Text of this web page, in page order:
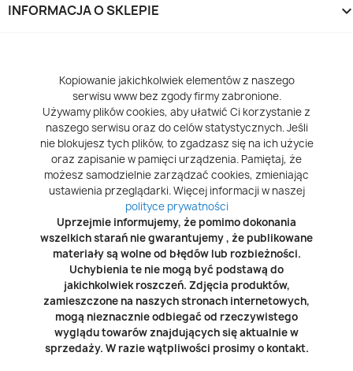
INFORMACJA O SKLEPIE
Kopiowanie jakichkolwiek elementów z naszego
serwisu www bez zgody firmy zabronione.
Używamy plików cookies, aby ułatwić Ci korzystanie z
naszego serwisu oraz do celów statystycznych. Jeśli
nie blokujesz tych plików, to zgadzasz się na ich użycie
oraz zapisanie w pamięci urządzenia. Pamiętaj, że
możesz samodzielnie zarządzać cookies, zmieniając
ustawienia przeglądarki. Więcej informacji w naszej
polityce prywatności
Uprzejmie informujemy, że pomimo dokonania
wszelkich starań nie gwarantujemy , że publikowane
materiały są wolne od błędów lub rozbieżności.
Uchybienia te nie mogą być podstawą do
jakichkolwiek roszczeń. Zdjęcia produktów,
zamieszczone na naszych stronach internetowych,
mogą nieznacznie odbiegać od rzeczywistego
wyglądu towarów znajdujących się aktualnie w
sprzedaży. W razie wątpliwości prosimy o kontakt.